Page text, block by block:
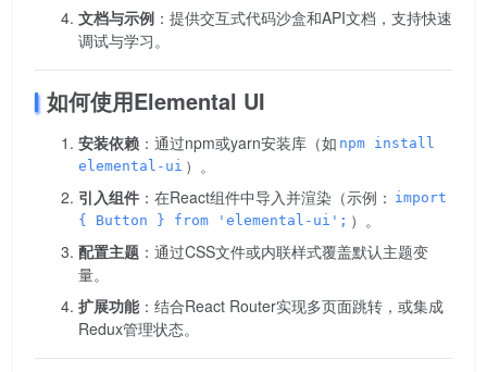
文档与示例 ：提供交互式代码沙盒和API文档，支持快速
调试与学习。
如何使用Elemental UI
安装依赖 ：通过npm或yarn安装库（如 npm install
elemental-ui ）。
引入组件 ：在React组件中导入并渲染（示例： import
{ Button } from 'elemental-ui'; ）。
配置主题 ：通过CSS文件或内联样式覆盖默认主题变
量。
扩展功能：结合React Router实现多页面跳转，或集成
Redux管理状态。